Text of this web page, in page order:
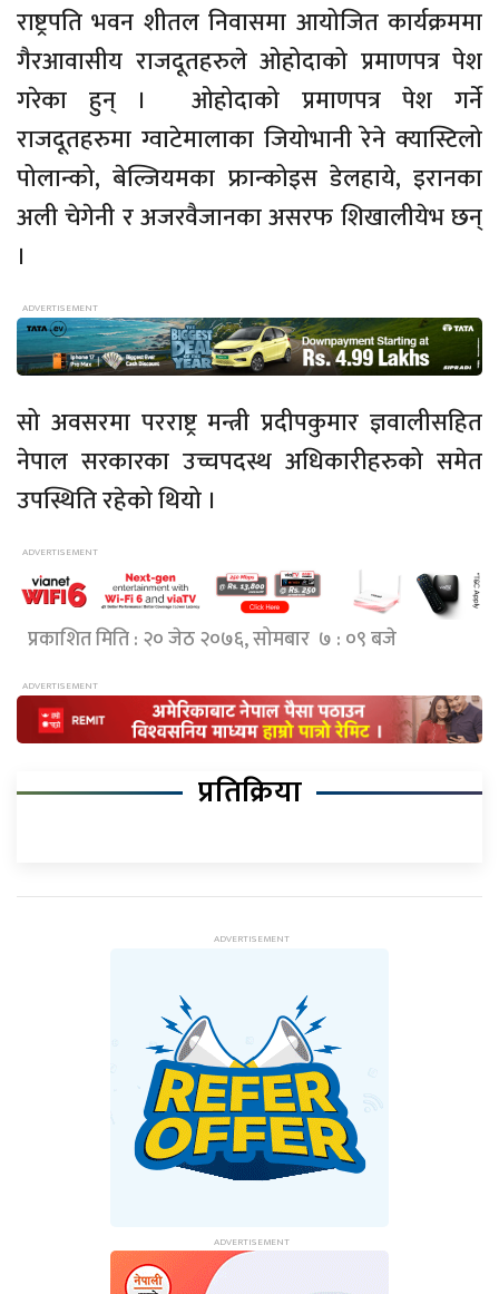
राष्ट्रपति भवन शीतल निवासमा आयोजित कार्यक्रममा
गैरआवासीय राजदूतहरुले ओहोदाको प्रमाणपत्र पेश
गरेका हुन् । ओहोदाको प्रमाणपत्र पेश गर्ने
राजदूतहरुमा ग्वाटेमालाका जियोभानी रेने क्यास्टिलो
पोलान्को, बेल्जियमका फ्रान्कोइस डेलहाये, इरानका
अली चेगेनी र अजरवैजानका असरफ शिखालीयेभ छन्
।
सो अवसरमा परराष्ट्र मन्त्री प्रदीपकुमार ज्ञवालीसहित
नेपाल सरकारका उच्चपदस्थ अधिकारीहरुको समेत
उपस्थिति रहेको थियो ।
प्रकाशित मिति : २० जेठ २०७६, सोमबार ७ : ०९ बजे
प्रतिक्रिया